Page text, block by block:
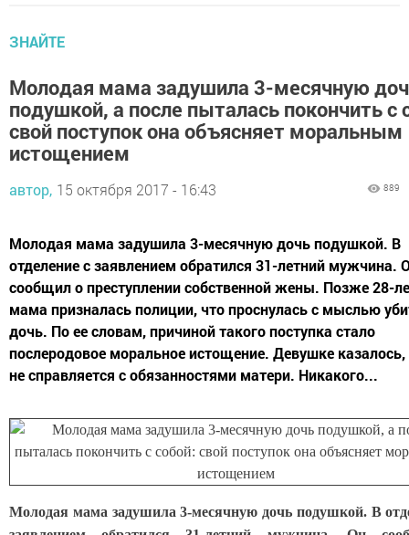
ЗНАЙТЕ
Молодая мама задушила 3-месячную
подушкой, а после пыталась покончить с
свой поступок она объясняет моральным
истощением
автор, 15 октября 2017 - 16:43 889
Молодая мама задушила 3-месячную дочь подушкой. В
отделение с заявлением обратился 31-летний мужчина.
сообщил о преступлении собственной жены. Позже 28-
мама призналась полиции, что проснулась с мыслью
дочь. По ее словам, причиной такого поступка стало
послеродовое моральное истощение. Девушке казалось,
не справляется с обязанностями матери. Никакого...
Молодая мама задушила 3-месячную дочь подушкой. В